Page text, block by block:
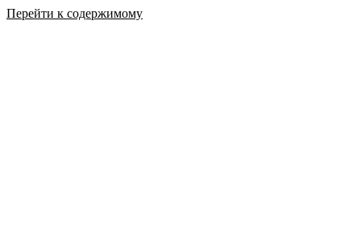
Перейти к содержимому